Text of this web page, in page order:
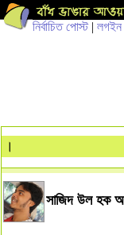
নির্বাচিত পোস্ট| লগইন
।
সাজিদ উল হক